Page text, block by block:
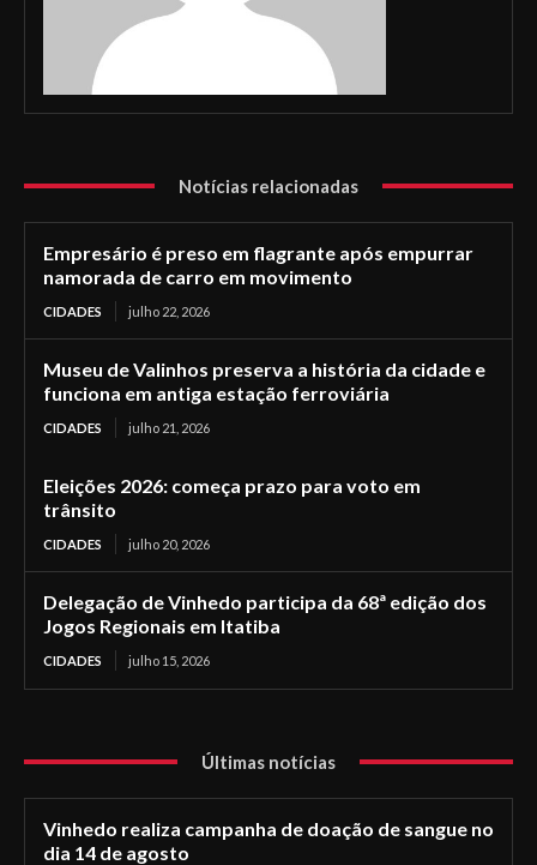
Notícias relacionadas
Empresário é preso em flagrante após empurrar
namorada de carro em movimento
CIDADES julho 22, 2026
Museu de Valinhos preserva a história da cidade e
funciona em antiga estação ferroviária
CIDADES julho 21, 2026
Eleições 2026: começa prazo para voto em
trânsito
CIDADES julho 20, 2026
Delegação de Vinhedo participa da 68ª edição dos
Jogos Regionais em Itatiba
CIDADES julho 15, 2026
Últimas notícias
Vinhedo realiza campanha de doação de sangue no
dia 14 de agosto